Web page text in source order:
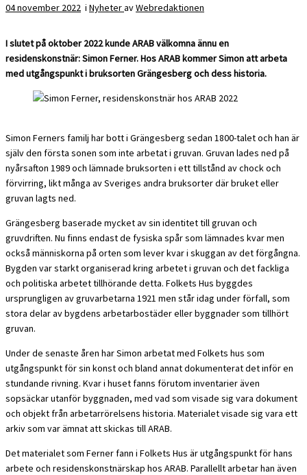
04 november 2022 i NyheteravWebredaktionen
I slutet på oktober 2022 kunde ARAB välkomna ännu en
residenskonstnär: Simon Ferner. Hos ARAB kommer Simon att arbeta
med utgångspunkt i bruksorten Grängesberg och dess historia.
Simon Ferners familj har bott i Grängesberg sedan 1800-talet och han är
själv den första sonen som inte arbetat i gruvan. Gruvan lades ned på
nyårsafton 1989 och lämnade bruksorten i ett tillstånd av chock och
förvirring, likt många av Sveriges andra bruksorter där bruket eller
gruvan lagts ned.
Grängesberg baserade mycket av sin identitet till gruvan och
gruvdriften. Nu finns endast de fysiska spår som lämnades kvar men
också människorna på orten som lever kvar i skuggan av det förgångna.
Bygden var starkt organiserad kring arbetet i gruvan och det fackliga
och politiska arbetet tillhörande detta. Folkets Hus byggdes
ursprungligen av gruvarbetarna 1921 men står idag under förfall, som
stora delar av bygdens arbetarbostäder eller byggnader som tillhört
gruvan.
Under de senaste åren har Simon arbetat med Folkets hus som
utgångspunkt för sin konst och bland annat dokumenterat det inför en
stundande rivning. Kvar i huset fanns förutom inventarier även
sopsäckar utanför byggnaden, med vad som visade sig vara dokument
och objekt från arbetarrörelsens historia. Materialet visade sig vara ett
arkiv som var ämnat att skickas till ARAB.
Det materialet som Ferner fann i Folkets Hus är utgångspunkt för hans
arbete och residenskonstnärskap hos ARAB. Parallellt arbetar han även